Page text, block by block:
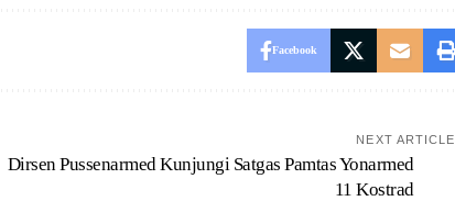
Facebook
NEXT ARTICLE
Dirsen Pussenarmed Kunjungi Satgas Pamtas Yonarmed
11 Kostrad